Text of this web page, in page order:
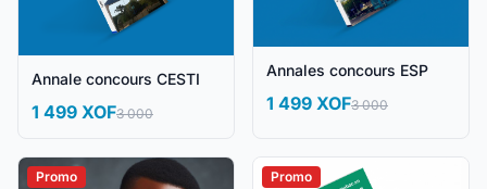
Annale concours CESTI
1 499 XOF3 000
Annales concours ESP
1 499 XOF3 000
Promo Promo